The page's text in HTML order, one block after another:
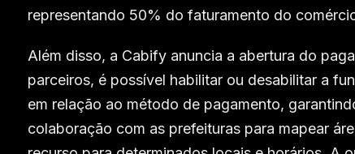
representando 50% do faturamento do
Além disso, a Cabify anuncia a abertura do
parceiros, é possível habilitar ou desabilitar a
em relação ao método de pagamento,
colaboração com as prefeituras para mapear